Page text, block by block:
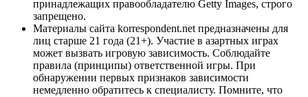
принадлежащих правообладателю Getty Images, строго
запрещено.
Материалы сайта korrespondent.net предназначены для
лиц старше 21 года (21+). Участие в азартных играх
может вызвать игровую зависимость. Соблюдайте
правила (принципы) ответственной игры. При
обнаружении первых признаков зависимости
немедленно обратитесь к специалисту. Помните, что